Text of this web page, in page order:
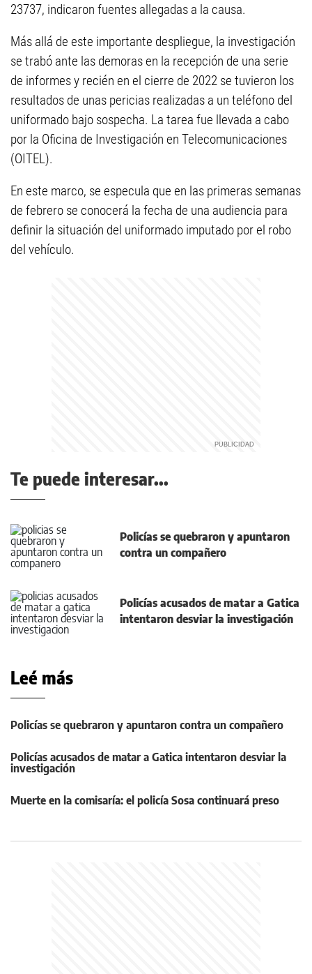
23737, indicaron fuentes allegadas a la causa.
Más allá de este importante despliegue, la investigación
se trabó ante las demoras en la recepción de una serie
de informes y recién en el cierre de 2022 se tuvieron los
resultados de unas pericias realizadas a un teléfono del
uniformado bajo sospecha. La tarea fue llevada a cabo
por la Oficina de Investigación en Telecomunicaciones
(OITEL).
En este marco, se especula que en las primeras semanas
de febrero se conocerá la fecha de una audiencia para
definir la situación del uniformado imputado por el robo
del vehículo.
Te puede interesar...
Policías se quebraron y apuntaron
contra un compañero
Policías acusados de matar a Gatica
intentaron desviar la investigación
Leé más
Policías se quebraron y apuntaron contra un compañero
Policías acusados de matar a Gatica intentaron desviar la
investigación
Muerte en la comisaría: el policía Sosa continuará preso